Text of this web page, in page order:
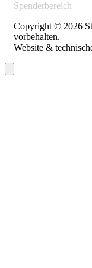
Spenderbereich
Copyright © 2026
vorbehalten.
Website &